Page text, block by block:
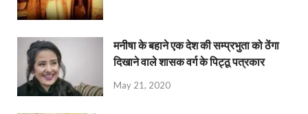
मनीषा के बहाने एक देश की सम्प्रभुता को ठेंगा
दिखाने वाले शासक वर्ग के पिट्ठू पत्रकार
May 21, 2020